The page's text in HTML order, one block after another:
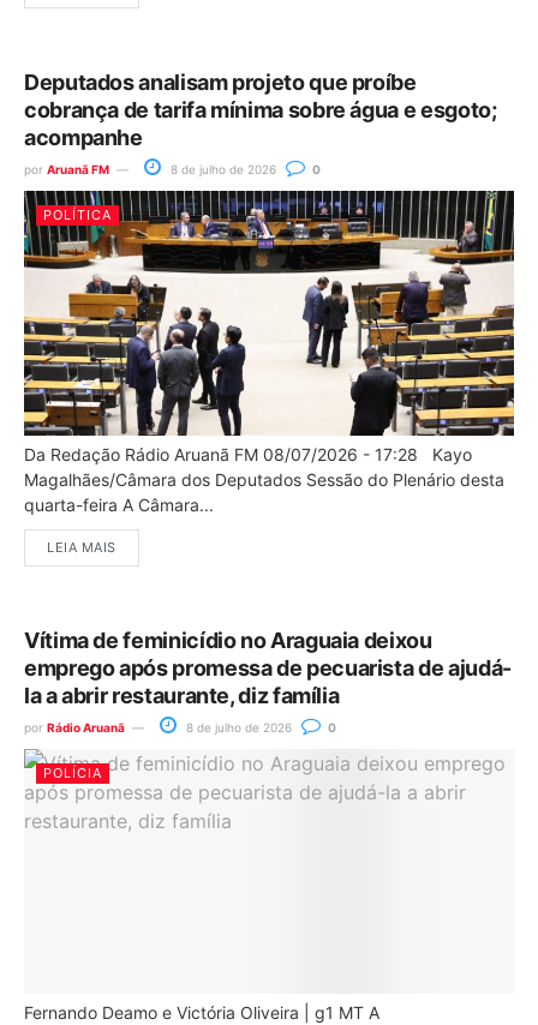
Deputados analisam projeto que proíbe
cobrança de tarifa mínima sobre água e esgoto;
acompanhe
por Aruanã FM 8 de julho de 2026 0
POLÍTICA
Da Redação Rádio Aruanã FM 08/07/2026 - 17:28 Kayo
Magalhães/Câmara dos Deputados Sessão do Plenário desta
quarta-feira A Câmara...
LEIA MAIS
Vítima de feminicídio no Araguaia deixou
emprego após promessa de pecuarista de ajudá-
la a abrir restaurante, diz família
por Rádio Aruanã 8 de julho de 2026 0
POLÍCIA
Fernando Deamo e Victória Oliveira | g1 MT A